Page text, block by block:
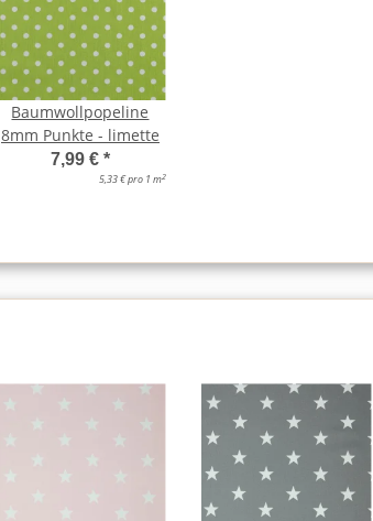
Baumwollpopeline
8mm Punkte - limette
7,99 € *
5,33 € pro 1 m2